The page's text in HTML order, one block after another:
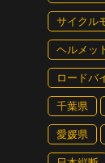
サイクル
ヘルメッ
ロードバ
千葉県
愛媛県